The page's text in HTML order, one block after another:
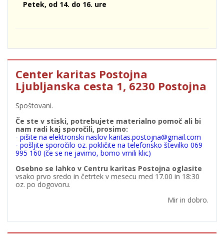
Petek, od 14. do 16. ure
Center karitas Postojna
Ljubljanska cesta 1, 6230 Postojna
Spoštovani.
Če ste v stiski, potrebujete materialno pomoč ali bi
nam radi kaj sporočili, prosimo:
- pišite na elektronski naslov karitas.postojna@gmail.com
- pošljite sporočilo oz. pokličite na telefonsko številko 069
995 160 (če se ne javimo, bomo vrnili klic)
Osebno se lahko v Centru karitas Postojna oglasite
vsako prvo sredo in četrtek v mesecu med 17.00 in 18:30
oz. po dogovoru.
Mir in dobro.